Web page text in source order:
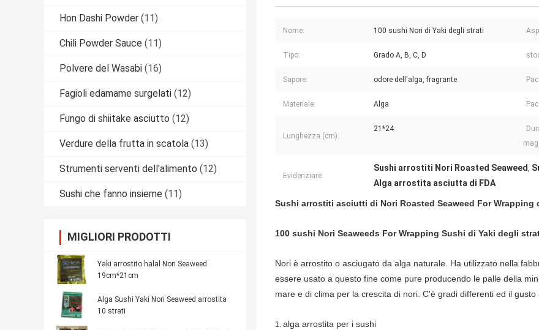
Hon Dashi Powder (11)
Chili Powder Sauce (11)
Polvere del Wasabi (16)
Fagioli edamame surgelati (12)
Fungo di shiitake asciutto (12)
Verdure della frutta in scatola (13)
Strumenti serventi dell'alimento (12)
Sushi che fanno insieme (11)
MIGLIORI PRODOTTI
Yaki arrostito halal Nori Seaweed
19cm*21cm
Alga Sushi Yaki Nori Seaweed arrostita
10 strati
Nome: 100 sushi Nori di Yaki degli strati
Tipo: Grado A, B, C, D
Sapore: odore dell'alga, fragrante
Materiale: Alga
Lunghezza (cm):
21*24
Evidenziare:
Sushi arrostiti Nori Roasted Seaweed,
Alga arrostita asciutta di FDA
Sushi arrostiti asciutti di Nori Roasted Seaweed For Wrapping
100 sushi Nori Seaweeds For Wrapping Sushi di Yaki degli
Nori è arrostito o asciugato da alga naturale. Ha utilizzato nella
essere usato a questo fine come pure producendo le palle della
mare e di clima per la crescita di nori. C'è gradi differenti ed il
1. alga arrostita per i sushi